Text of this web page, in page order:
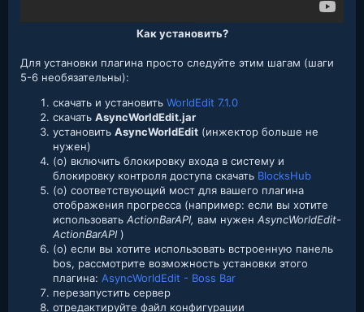
Как установить?
Для установки плагина просто следуйте этим шагам (шаги
5-6 необязательны):
скачать и установить WorldEdit 7.1.0
скачать AsyncWorldEdit.jar
установить AsyncWorldEdit (инжектор больше не
нужен)
(o) включить блокировку входа в систему и
блокировку контроля доступа скачать BlocksHub
(o) соответствующий мост для вашего плагина
отображения прогресса (например: если вы хотите
использовать ActionBarAPI, вам нужен AsyncWorldEdit-
ActionBarAPI )
(o) если вы хотите использовать встроенную панель
bos, рассмотрите возможность установки этого
плагина: AsyncWorldEdit - Boss Bar
перезапустить сервер
отредактируйте файл конфигурации